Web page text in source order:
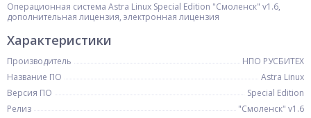
Операционная система Astra Linux Special Edition "Смоленск" v1.6,
дополнительная лицензия, электронная лицензия
Характеристики
Производитель
НПО РУСБИТЕХ
Название ПО
Astra Linux
Версия ПО
Special Edition
Релиз
"Смоленск" v1.6